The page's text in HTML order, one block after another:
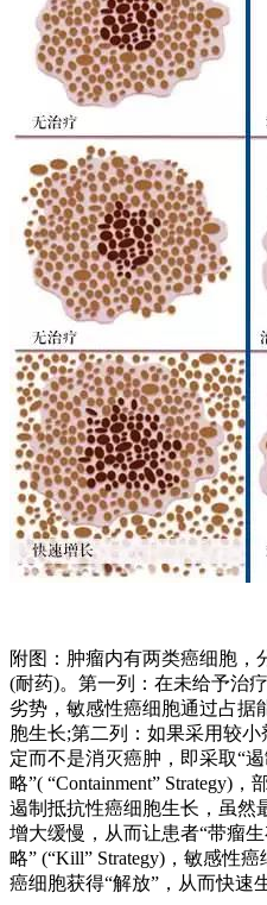
附图：肿瘤内有两类癌细胞，
(耐药)。第一列：在未给予治
劣势，敏感性癌细胞通过占据
胞生长;第二列：如果采用较
定而不是消灭癌肿，即采取“
略”( “Containment” Strategy)
遏制抵抗性癌细胞生长，虽然
增大缓慢，从而让患者“带瘤
略” (“Kill” Strategy)，敏感性
癌细胞获得“解放”，从而快速